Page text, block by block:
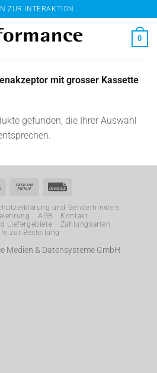
ZUR INTERAKTION ...
0
mit grosser Kassette
gefunden, die Ihrer Auswahl
Bank
Cash
Pickup
und Genderhinweis
AGB
Kontakt
Liefergebiete
Zahlungsarten
zur Bestellung
Medien & Datensysteme GmbH